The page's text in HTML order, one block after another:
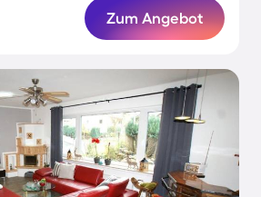
Zum Angebot